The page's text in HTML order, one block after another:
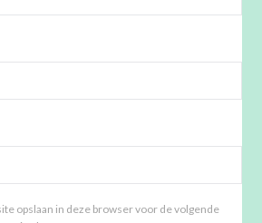
opslaan in deze browser voor de volgende